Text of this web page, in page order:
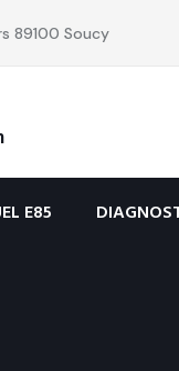
89100 Soucy
E85